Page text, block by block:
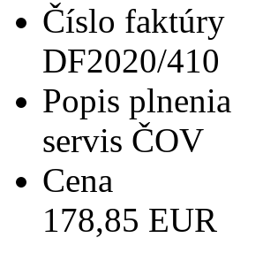
Číslo faktúry
DF2020/410
Popis plnenia
servis ČOV
Cena
178,85 EUR